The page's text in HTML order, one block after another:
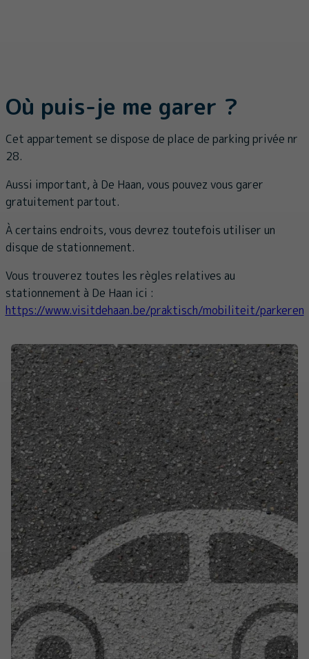
Où puis-je me garer ?
Cet appartement se dispose de place de parking privée nr
28.
Aussi important, à De Haan, vous pouvez vous garer
gratuitement partout.
À certains endroits, vous devrez toutefois utiliser un
disque de stationnement.
Vous trouverez toutes les règles relatives au
stationnement à De Haan ici :
https://www.visitdehaan.be/praktisch/mobiliteit/parkeren